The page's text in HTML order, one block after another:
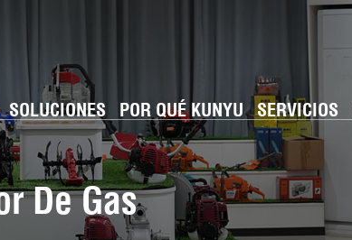
SOLUCIONES POR QUÉ KUNYU SERVICIOS
De Gas